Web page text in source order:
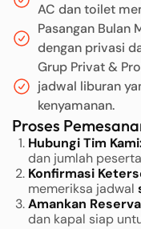
AC dan toilet
Pasangan Bulan
dengan privasi
Grup Privat &
jadwal liburan
kenyamanan.
Proses
Hubungi Tim
dan jumlah
Konfirmasi
memeriksa jadwal
Amankan
dan kapal siap